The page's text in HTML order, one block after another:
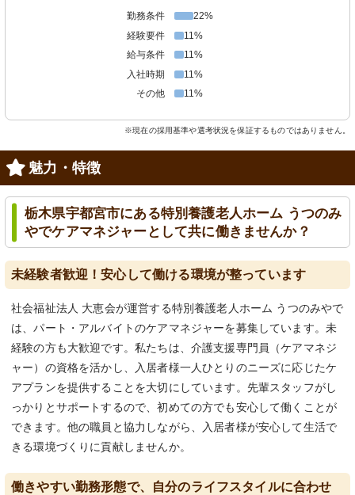
勤務条件
22%
経験要件
11%
給与条件
11%
入社時期
11%
その他
11%
※現在の採用基準や選考状況を保証するものではありません。
魅力・特徴
栃木県宇都宮市にある特別養護老人ホーム うつのみ
やでケアマネジャーとして共に働きませんか？
未経験者歓迎！安心して働ける環境が整っています
社会福祉法人 大恵会が運営する特別養護老人ホーム うつのみやで
は、パート・アルバイトのケアマネジャーを募集しています。未
経験の方も大歓迎です。私たちは、介護支援専門員（ケアマネジ
ャー）の資格を活かし、入居者様一人ひとりのニーズに応じたケ
アプランを提供することを大切にしています。先輩スタッフがし
っかりとサポートするので、初めての方でも安心して働くことが
できます。他の職員と協力しながら、入居者様が安心して生活で
きる環境づくりに貢献しませんか。
働きやすい勤務形態で、自分のライフスタイルに合わせ